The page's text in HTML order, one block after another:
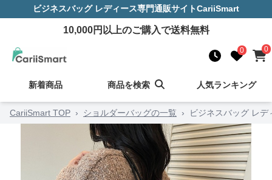
ビジネスバッグ レディース専門通販サイトCariiSmart
10,000円以上のご購入で送料無料
0 0
新着商品 商品を検索 人気ランキング
CariiSmart TOP › ショルダーバッグの一覧 › ビジネスバッグ レ